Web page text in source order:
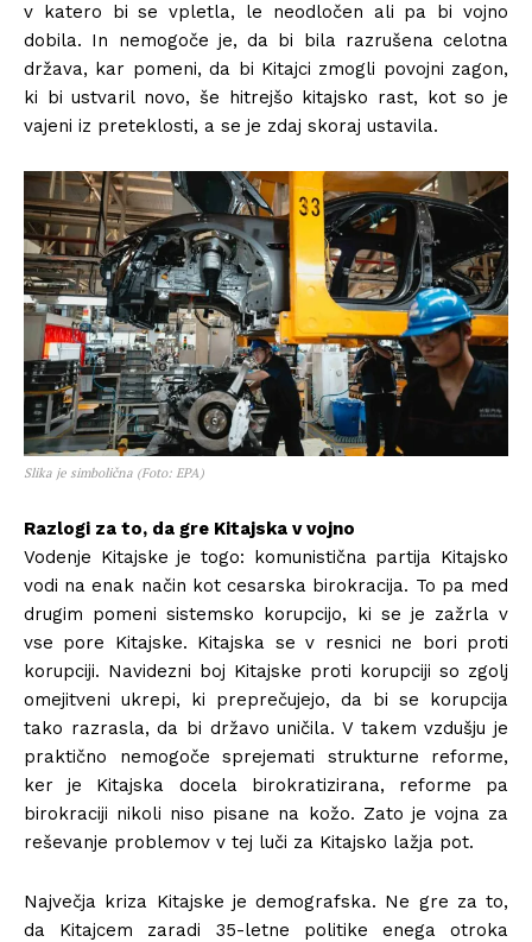
v katero bi se vpletla, le neodločen ali pa bi vojno
dobila. In nemogoče je, da bi bila razrušena celotna
država, kar pomeni, da bi Kitajci zmogli povojni zagon,
ki bi ustvaril novo, še hitrejšo kitajsko rast, kot so je
vajeni iz preteklosti, a se je zdaj skoraj ustavila.
Slika je simbolična (Foto: EPA)
Razlogi za to, da gre Kitajska v vojno
Vodenje Kitajske je togo: komunistična partija Kitajsko
vodi na enak način kot cesarska birokracija. To pa med
drugim pomeni sistemsko korupcijo, ki se je zažrla v
vse pore Kitajske. Kitajska se v resnici ne bori proti
korupciji. Navidezni boj Kitajske proti korupciji so zgolj
omejitveni ukrepi, ki preprečujejo, da bi se korupcija
tako razrasla, da bi državo uničila. V takem vzdušju je
praktično nemogoče sprejemati strukturne reforme,
ker je Kitajska docela birokratizirana, reforme pa
birokraciji nikoli niso pisane na kožo. Zato je vojna za
reševanje problemov v tej luči za Kitajsko lažja pot.
Največja kriza Kitajske je demografska. Ne gre za to,
da Kitajcem zaradi 35-letne politike enega otroka